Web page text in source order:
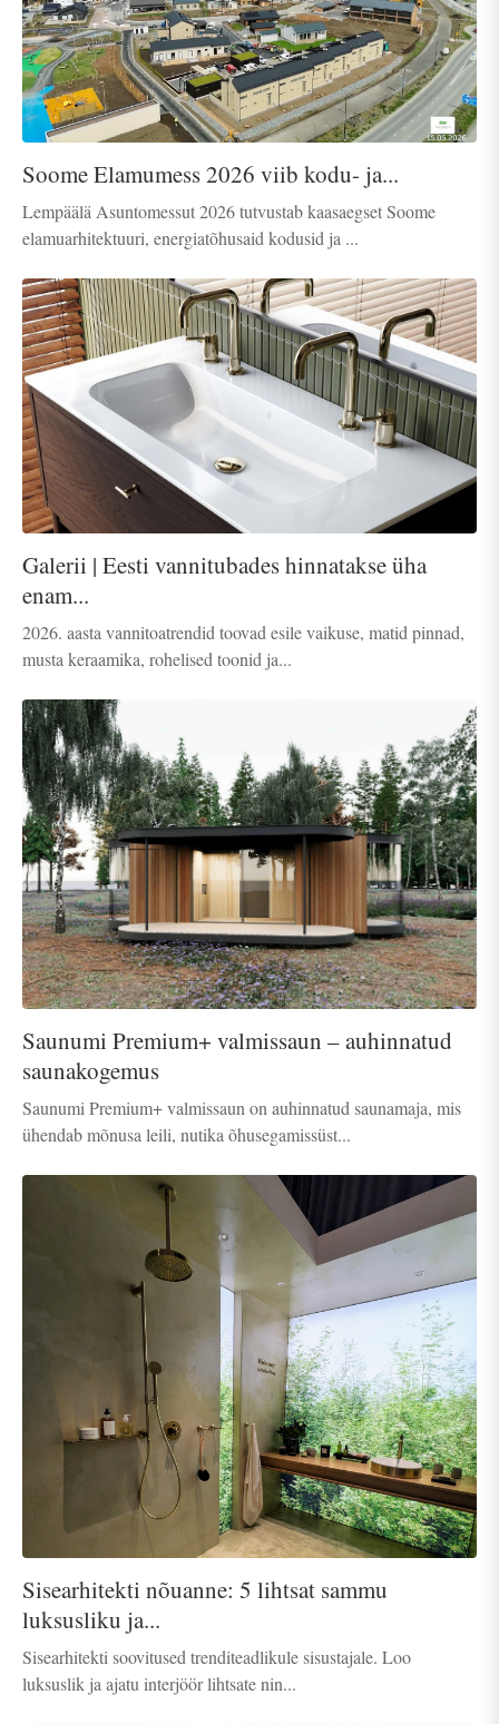
Soome Elamumess 2026 viib kodu- ja...
Lempäälä Asuntomessut 2026 tutvustab kaasaegset Soome
elamuarhitektuuri, energiatõhusaid kodusid ja ...
Galerii | Eesti vannitubades hinnatakse üha
enam...
2026. aasta vannitoatrendid toovad esile vaikuse, matid pinnad,
musta keraamika, rohelised toonid ja...
Saunumi Premium+ valmissaun – auhinnatud
saunakogemus
Saunumi Premium+ valmissaun on auhinnatud saunamaja, mis
ühendab mõnusa leili, nutika õhusegamissüst...
Sisearhitekti nõuanne: 5 lihtsat sammu
luksusliku ja...
Sisearhitekti soovitused trenditeadlikule sisustajale. Loo
luksuslik ja ajatu interjöör lihtsate nin...